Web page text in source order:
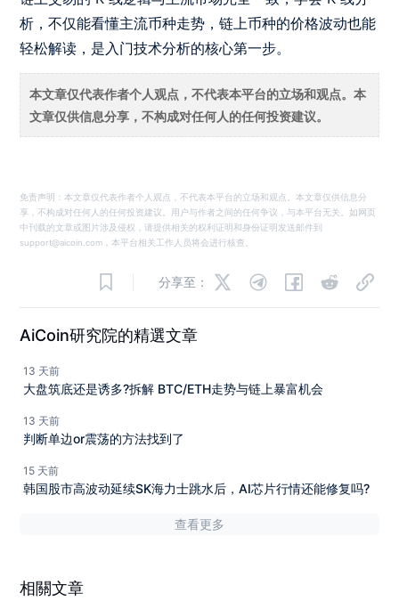
析，不仅能看懂主流币种走势，链上币种的价格波动也能
轻松解读，是入门技术分析的核心第一步。
本文章仅代表作者个人观点，不代表本平台的立场和观点。本
文章仅供信息分享，不构成对任何人的任何投资建议。
免责声明：本文章仅代表作者个人观点，不代表本平台的立场和观点。本文章仅供信息分
享，不构成对任何人的任何投资建议。用户与作者之间的任何争议，与本平台无关。如网页
中刊载的文章或图片涉及侵权，请提供相关的权利证明和身份证明发送邮件到
support@aicoin.com，本平台相关工作人员将会进行核查。
分享至：
AiCoin研究院的精選文章
13 天前
大盘筑底还是诱多?拆解 BTC/ETH走势与链上暴富机会
13 天前
判断单边or震荡的方法找到了
15 天前
韩国股市高波动延续SK海力士跳水后，AI芯片行情还能修复吗?
查看更多
相關文章